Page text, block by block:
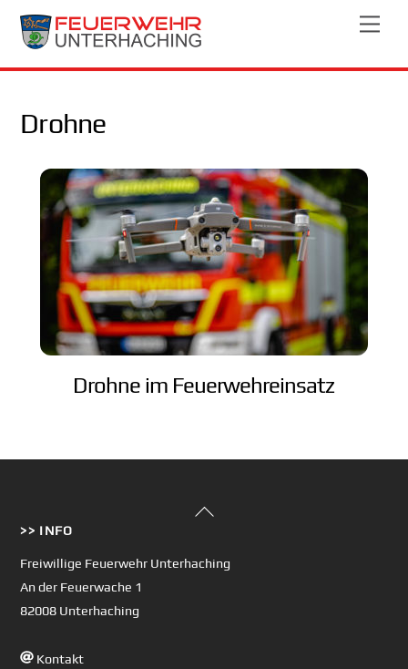
Skip
Drohne
Drohne im Feuerwehreinsatz
Back
>> INFO
Freiwillige Feuerwehr Unterhaching
An der Feuerwache 1
82008 Unterhaching
Kontakt